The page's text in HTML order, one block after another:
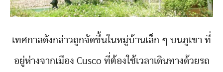
เทศกาลดังกล่าวถูกจัดขึ้นในหมู่บ้านเล็ก ๆ บนภูเขา ที่
อยู่ห่างจากเมือง Cusco ที่ต้องใช้เวลาเดินทางด้วยรถ